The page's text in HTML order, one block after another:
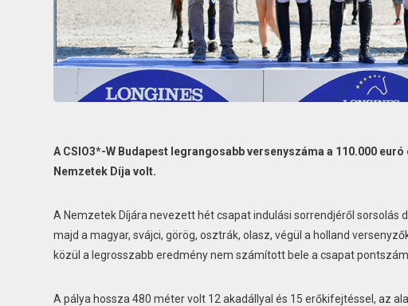
A CSIO3*-W Budapest legrangosabb versenyszáma a 110.000
Nemzetek Díja volt.
A Nemzetek Díjára nevezett hét csapat indulási sorrendjéről sorsolás
majd a magyar, svájci, görög, osztrák, olasz, végül a holland
közül a legrosszabb eredmény nem számított bele a csapat
A pálya hossza 480 méter volt 12 akadállyal és 15 erőkifejtéssel, az